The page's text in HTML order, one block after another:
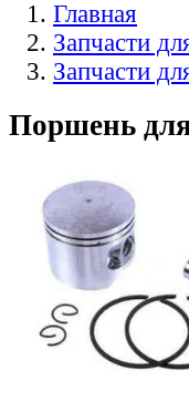
Главная
Запчасти
Запчасти
Поршень